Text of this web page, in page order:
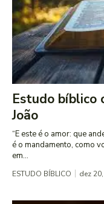
Estudo bíblico
João
“E este é o amor: que
é o mandamento, como
em...
ESTUDO BÍBLICO dez